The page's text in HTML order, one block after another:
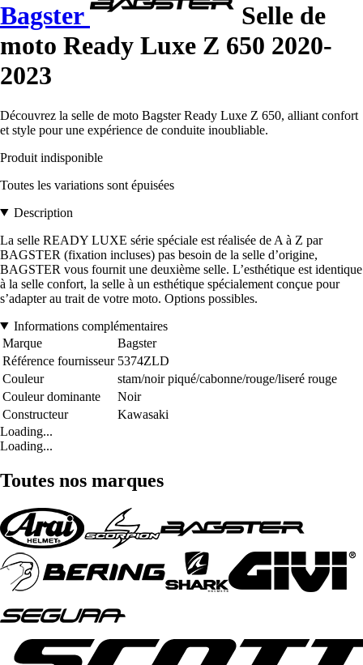
Bagster
Selle de
moto Ready Luxe Z 650 2020-
2023
Découvrez la selle de moto Bagster Ready Luxe Z 650, alliant confort
et style pour une expérience de conduite inoubliable.
Produit indisponible
Toutes les variations sont épuisées
Description
La selle READY LUXE série spéciale est réalisée de A à Z par
BAGSTER (fixation incluses) pas besoin de la selle d’origine,
BAGSTER vous fournit une deuxième selle. L’esthétique est identique
à la selle confort, la selle à un esthétique spécialement conçue pour
s’adapter au trait de votre moto. Options possibles.
Informations complémentaires
Marque
Bagster
Référence fournisseur 5374ZLD
Couleur
stam/noir piqué/cabonne/rouge/liseré rouge
Couleur dominante
Noir
Constructeur
Kawasaki
Loading...
Loading...
Toutes nos marques